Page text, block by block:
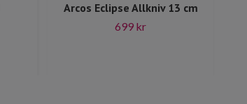
Arcos Eclipse Allkniv 13 cm
699 kr